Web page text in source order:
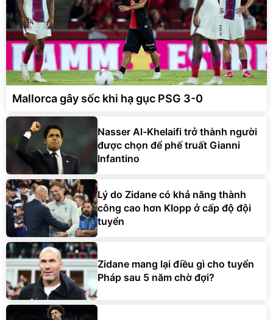
Mallorca gây sốc khi hạ gục PSG 3-0
Nasser Al-Khelaifi trở thành người
được chọn để phế truất Gianni
Infantino
Lý do Zidane có khả năng thành
công cao hơn Klopp ở cấp độ đội
tuyển
Zidane mang lại điều gì cho tuyển
Pháp sau 5 năm chờ đợi?